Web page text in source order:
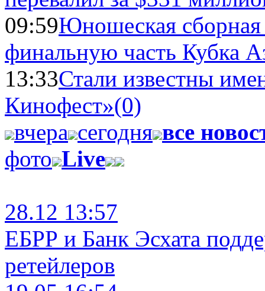
09:59Юношеская
финальную часть Кубка
13:33Стали известны
Кинофест»(0)
вчера сегодня все
фото Live
28.12 13:57
ЕБРР и Банк Эсхата
ретейлеров